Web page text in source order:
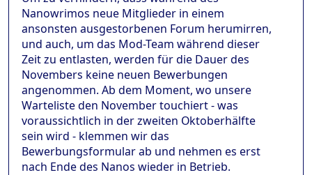
Nanowrimos neue Mitglieder in einem
ansonsten ausgestorbenen Forum herumirren,
und auch, um das Mod-Team während dieser
Zeit zu entlasten, werden für die Dauer des
Novembers keine neuen Bewerbungen
angenommen. Ab dem Moment, wo unsere
Warteliste den November touchiert - was
voraussichtlich in der zweiten Oktoberhälfte
sein wird - klemmen wir das
Bewerbungsformular ab und nehmen es erst
nach Ende des Nanos wieder in Betrieb.